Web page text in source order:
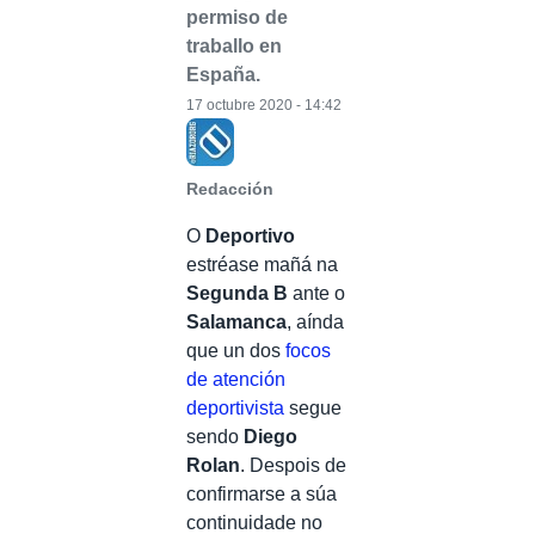
permiso de
traballo en
España.
Redacción
17 octubre 2020 - 14:42
O Deportivo
estréase mañá na
Segunda B ante o
Salamanca, aínda
que un dos focos
de atención
deportivista segue
sendo Diego
Rolan. Despois de
confirmarse a súa
continuidade no